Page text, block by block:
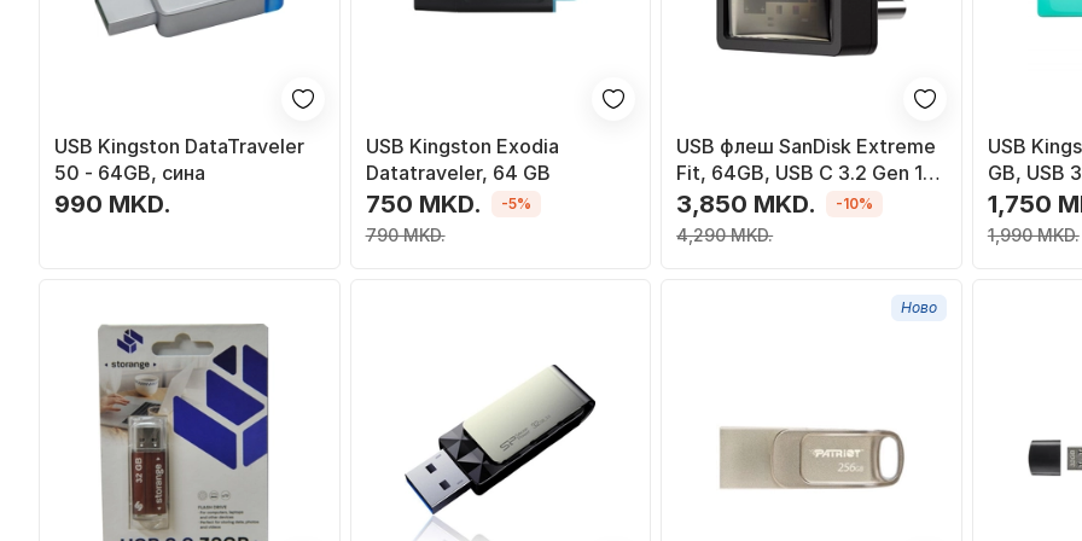
USB Kingston DataTraveler
50 - 64GB, сина
990 MKD.
USB Kingston Exodia
Datatraveler, 64 GB
750 MKD.
790 MKD.
-5%
USB флеш SanDisk Extreme
Fit, 64GB, USB C 3.2 Gen 1,
црна
3,850 MKD.
4,290 MKD.
-10%
USB
GB, USB
1,750
1,990 MKD.
Ново